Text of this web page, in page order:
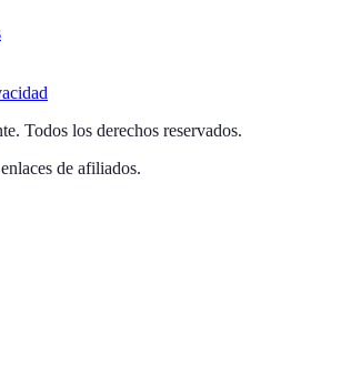
. Todos los derechos reservados.
de afiliados.